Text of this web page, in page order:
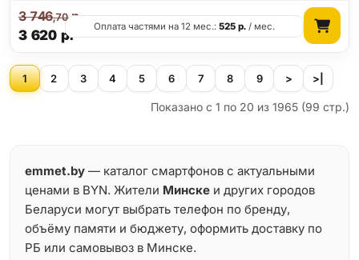
3 620 р.
3 746,70р.
Оплата частями на 12 мес.:525 р. / мес.
1 2 3 4 5 6 7 8 9 > >|
Показано с 1 по 20 из 1965 (99 стр.)
emmet.by — каталог смартфонов с актуальными
ценами в BYN. Жители Минске и других городов
Беларуси могут выбрать телефон по бренду,
объёму памяти и бюджету, оформить доставку по
РБ или самовывоз в Минске.